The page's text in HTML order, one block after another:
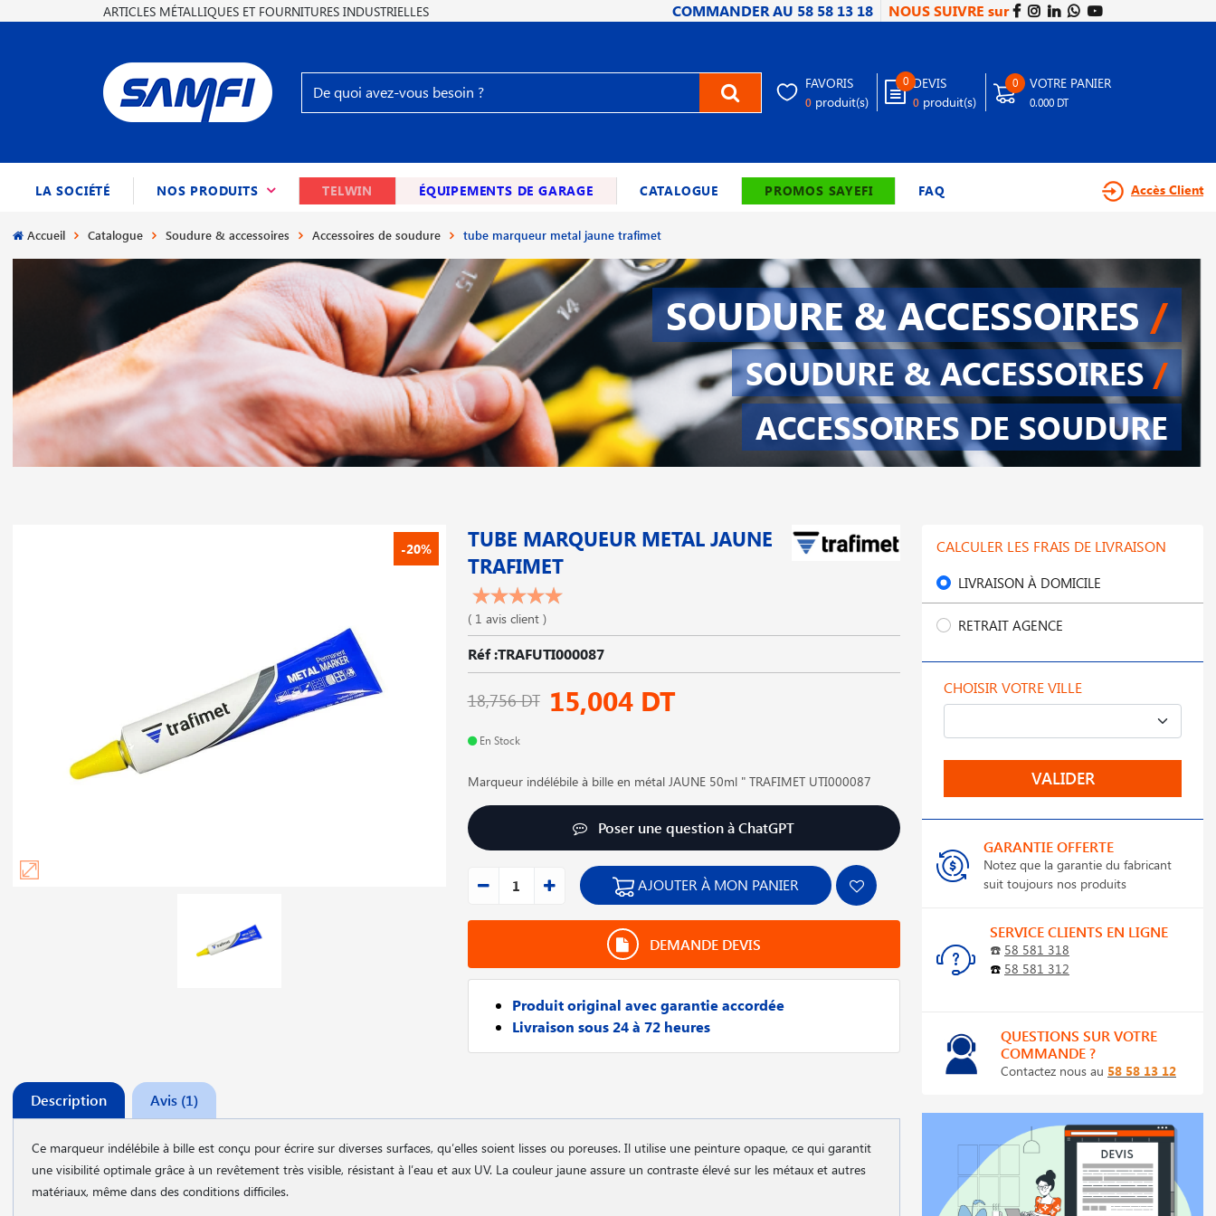
ARTICLES MÉTALLIQUES ET FOURNITURES INDUSTRIELLES COMMANDER AU 58 58 13 18 NOUS SUIVRE sur
FAVORIS
0 produit(s)
0 DEVIS
0 produit(s)
0 VOTRE PANIER
0.000 DT
LA SOCIÉTÉ NOS PRODUITS (CURRENT)TELWIN ÉQUIPEMENTS DE GARAGE CATALOGUE PROMOS SAYEFI FAQ Accès Client
Accueil Catalogue Soudure & accessoires Accessoires de soudure tube marqueur metal jaune trafimet
SOUDURE & ACCESSOIRES /
SOUDURE & ACCESSOIRES/
ACCESSOIRES DE SOUDURE
-20%
TUBE MARQUEUR METAL JAUNE
TRAFIMET
( 1 avis client )
Réf :TRAFUTI000087
18,756 DT 15,004 DT
En Stock
Marqueur indélébile à bille en métal JAUNE 50ml " TRAFIMET UTI000087
Poser une question à ChatGPT
AJOUTER À MON PANIER
DEMANDE DEVIS
Produit original avec garantie accordée
Livraison sous 24 à 72 heures
Description Avis (1)
Ce marqueur indélébile à bille est conçu pour écrire sur diverses surfaces, qu′elles soient lisses ou poreuses. Il utilise une peinture opaque, ce qui garantit
une visibilité optimale grâce à un revêtement très visible, résistant à l′eau et aux UV. La couleur jaune assure un contraste élevé sur les métaux et autres
matériaux, même dans des conditions difficiles.
CALCULER LES FRAIS DE LIVRAISON
LIVRAISON À DOMICILE
RETRAIT AGENCE
CHOISIR VOTRE VILLE
VALIDER
GARANTIE OFFERTE
Notez que la garantie du fabricant
suit toujours nos produits
SERVICE CLIENTS EN LIGNE
☎️ 58 581 318
☎️ 58 581 312
QUESTIONS SUR VOTRE
COMMANDE ?
Contactez nous au 58 58 13 12